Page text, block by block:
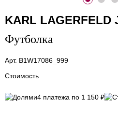
KARL LAGERFELD
Футболка
Арт. B1W17086_999
Стоимость
4 платежа по 1 150 ₽